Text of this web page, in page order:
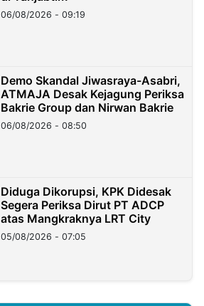
06/08/2026 - 09:19
Demo Skandal Jiwasraya-Asabri,
ATMAJA Desak Kejagung Periksa
Bakrie Group dan Nirwan Bakrie
06/08/2026 - 08:50
Diduga Dikorupsi, KPK Didesak
Segera Periksa Dirut PT ADCP
atas Mangkraknya LRT City
05/08/2026 - 07:05